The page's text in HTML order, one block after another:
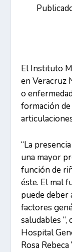
El Instituto
en Veracruz
o
formación
“La
una mayor
función de
éste. El mal
puede deber
factores
saludables
Hospital
Rosa